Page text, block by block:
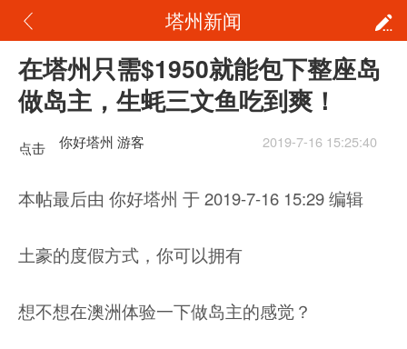
塔州新闻
在塔州只需$1950就能包下整座岛
做岛主，生蚝三文鱼吃到爽！
点击
你好塔州 游客 2019-7-16 15:25:40
本帖最后由 你好塔州 于 2019-7-16 15:29 编辑
土豪的度假方式，你可以拥有
想不想在澳洲体验一下做岛主的感觉？